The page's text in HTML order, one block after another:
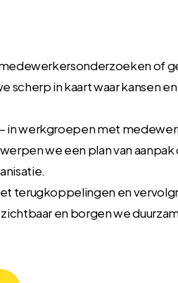
of
scherp in kaart waar kansen
in werkgroepen met
we een plan van aanpak
terugkoppelingen en
en borgen we